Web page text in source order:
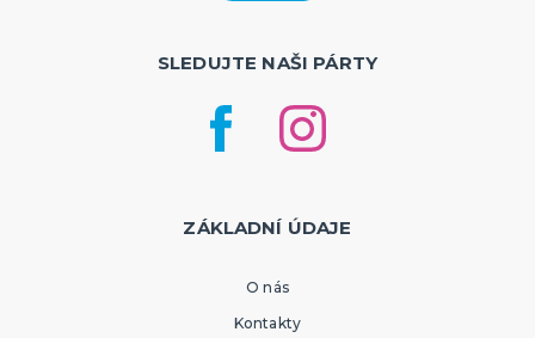
SLEDUJTE NAŠI PÁRTY
ZÁKLADNÍ ÚDAJE
O nás
Kontakty